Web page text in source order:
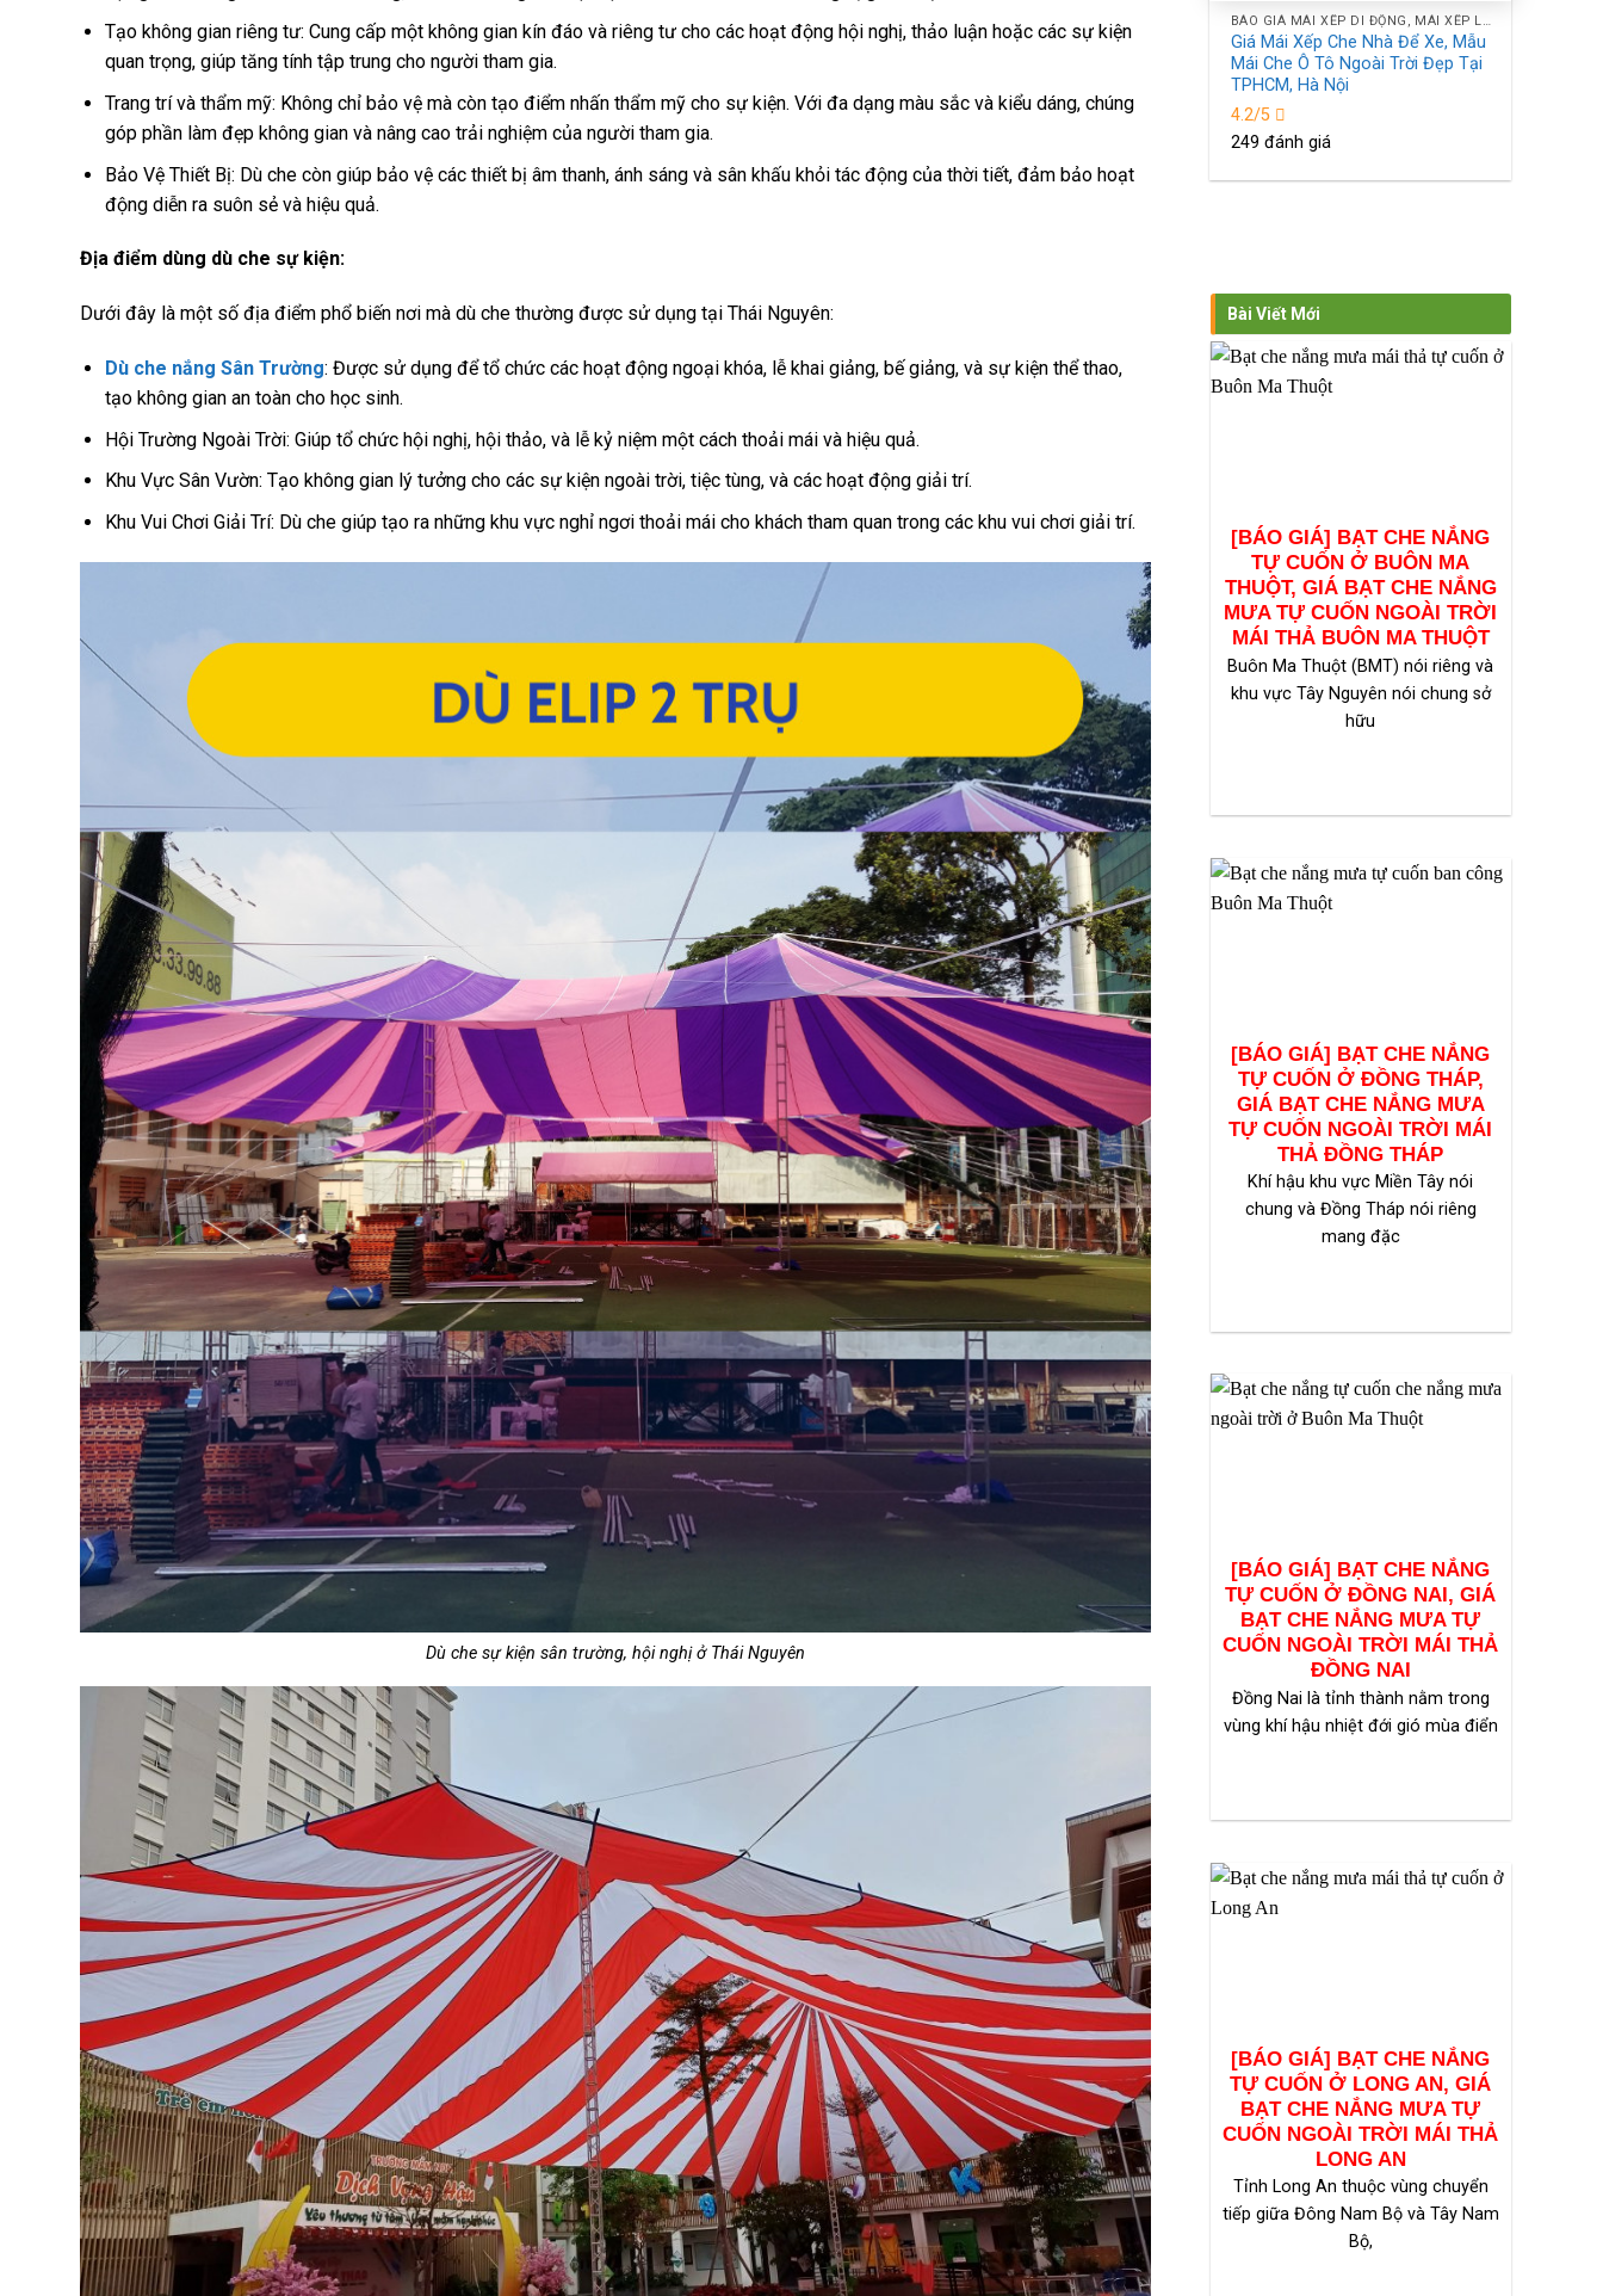
Tạo không gian riêng tư: Cung cấp một không gian kín đáo và riêng tư cho các hoạt động hội nghị, thảo luận hoặc các sự kiện
quan trọng, giúp tăng tính tập trung cho người tham gia.
Trang trí và thẩm mỹ: Không chỉ bảo vệ mà còn tạo điểm nhấn thẩm mỹ cho sự kiện. Với đa dạng màu sắc và kiểu dáng, chúng
góp phần làm đẹp không gian và nâng cao trải nghiệm của người tham gia.
Bảo Vệ Thiết Bị: Dù che còn giúp bảo vệ các thiết bị âm thanh, ánh sáng và sân khấu khỏi tác động của thời tiết, đảm bảo hoạt
động diễn ra suôn sẻ và hiệu quả.
Địa điểm dùng dù che sự kiện:
Dưới đây là một số địa điểm phổ biến nơi mà dù che thường được sử dụng tại Thái Nguyên:
Dù che nắng Sân Trường: Được sử dụng để tổ chức các hoạt động ngoại khóa, lễ khai giảng, bế giảng, và sự kiện thể thao,
tạo không gian an toàn cho học sinh.
Hội Trường Ngoài Trời: Giúp tổ chức hội nghị, hội thảo, và lễ kỷ niệm một cách thoải mái và hiệu quả.
Khu Vực Sân Vườn: Tạo không gian lý tưởng cho các sự kiện ngoài trời, tiệc tùng, và các hoạt động giải trí.
Khu Vui Chơi Giải Trí: Dù che giúp tạo ra những khu vực nghỉ ngơi thoải mái cho khách tham quan trong các khu vui chơi giải trí.
Dù che sự kiện sân trường, hội nghị ở Thái Nguyên
BÁO GIÁ MÁI XẾP DI ĐỘNG, MÁI XẾP LƯỢNG SÓNG, MÁI BẠT XẾP BẠT KÉO CHE NẮNG NGOÀI TRỜI TPHCM, HÀ NỘI
Giá Mái Xếp Che Nhà Để Xe, Mẫu
Mái Che Ô Tô Ngoài Trời Đẹp Tại
TPHCM, Hà Nội
4.2/5
249 đánh giá
Bài Viết Mới
[BÁO GIÁ] BẠT CHE NẮNG
TỰ CUỐN Ở BUÔN MA
THUỘT, GIÁ BẠT CHE NẮNG
MƯA TỰ CUỐN NGOÀI TRỜI
MÁI THẢ BUÔN MA THUỘT
Buôn Ma Thuột (BMT) nói riêng và
khu vực Tây Nguyên nói chung sở
hữu
[BÁO GIÁ] BẠT CHE NẮNG
TỰ CUỐN Ở ĐỒNG THÁP,
GIÁ BẠT CHE NẮNG MƯA
TỰ CUỐN NGOÀI TRỜI MÁI
THẢ ĐỒNG THÁP
Khí hậu khu vực Miền Tây nói
chung và Đồng Tháp nói riêng
mang đặc
[BÁO GIÁ] BẠT CHE NẮNG
TỰ CUỐN Ở ĐỒNG NAI, GIÁ
BẠT CHE NẮNG MƯA TỰ
CUỐN NGOÀI TRỜI MÁI THẢ
ĐỒNG NAI
Đồng Nai là tỉnh thành nằm trong
vùng khí hậu nhiệt đới gió mùa điển
[BÁO GIÁ] BẠT CHE NẮNG
TỰ CUỐN Ở LONG AN, GIÁ
BẠT CHE NẮNG MƯA TỰ
CUỐN NGOÀI TRỜI MÁI THẢ
LONG AN
Tỉnh Long An thuộc vùng chuyển
tiếp giữa Đông Nam Bộ và Tây Nam
Bộ,